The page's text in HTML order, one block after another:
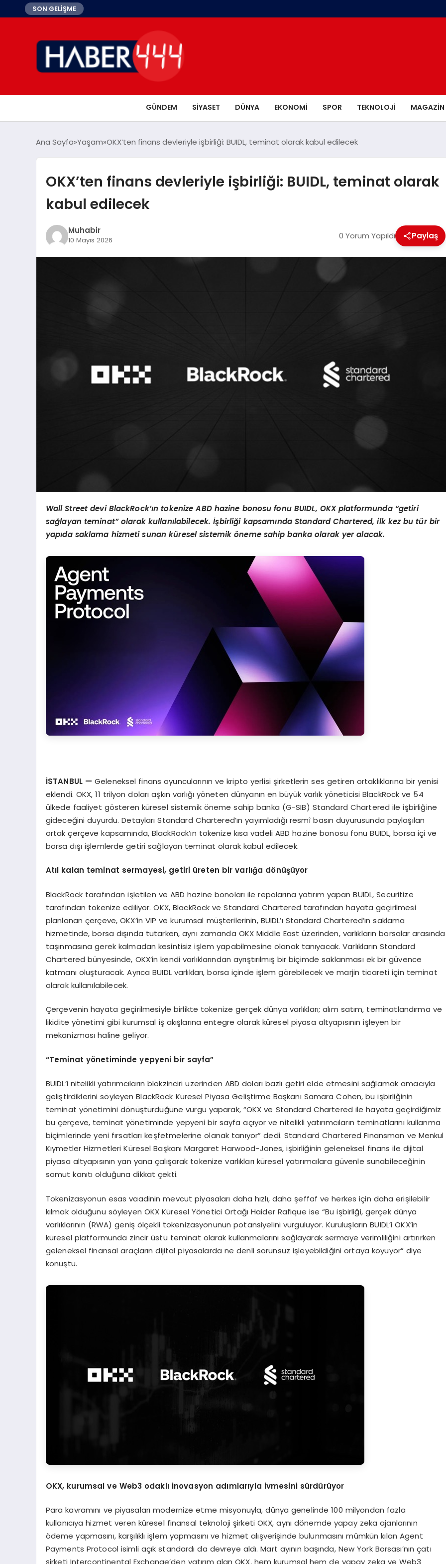
SON GELİŞME
GÜNDEM SIYASET DÜNYA EKONOMI SPOR TEKNOLOJI MAGAZIN
Ana Sayfa Yaşam OKX’ten finans devleriyle işbirliği: BUIDL, teminat olarak kabul edilecek
OKX’ten finans devleriyle işbirliği: BUIDL, teminat olarak
kabul edilecek
Muhabir
10 Mayıs 2026 0 Yorum Yapıldı Paylaş
Wall Street devi BlackRock’ın tokenize ABD hazine bonosu fonu BUIDL, OKX platformunda “getiri
sağlayan teminat”olarak kullanılabilecek.İşbirliği kapsamında Standard Chartered, ilk kez bu tür bir
yapıda saklama hizmeti sunan küresel sistemiköneme sahip banka olarak yer alacak.
İSTANBUL — Geleneksel finans oyuncularının ve kripto yerlisi şirketlerin ses getiren ortaklıklarına bir yenisi
eklendi. OKX, 11 trilyon doları aşkın varlığı yöneten dünyanın en büyük varlık yöneticisi BlackRock ve 54
ülkede faaliyet gösteren küresel sistemik öneme sahip banka (G-SIB) Standard Chartered ile işbirliğine
gideceğini duyurdu. Detayları Standard Chartered’ın yayımladığı resmî basın duyurusunda paylaşılan
ortak çerçeve kapsamında, BlackRock’ın tokenize kısa vadeli ABD hazine bonosu fonu BUIDL, borsa içi ve
borsa dışı işlemlerde getiri sağlayan teminat olarak kabul edilecek.
Atıl kalan teminat sermayesi, getiri üreten bir varlığa dönüşüyor
BlackRock tarafından işletilen ve ABD hazine bonoları ile repolarına yatırım yapan BUIDL, Securitize
tarafından tokenize ediliyor. OKX, BlackRock ve Standard Chartered tarafından hayata geçirilmesi
planlanan çerçeve, OKX’in VIP ve kurumsal müşterilerinin, BUIDL’ı Standard Chartered’ın saklama
hizmetinde, borsa dışında tutarken, aynı zamanda OKX Middle East üzerinden, varlıkların borsalar arasında
taşınmasına gerek kalmadan kesintisiz işlem yapabilmesine olanak tanıyacak. Varlıkların Standard
Chartered bünyesinde, OKX’in kendi varlıklarından ayrıştırılmış bir biçimde saklanması ek bir güvence
katmanı oluşturacak. Ayrıca BUIDL varlıkları, borsa içinde işlem görebilecek ve marjin ticareti için teminat
olarak kullanılabilecek.
Çerçevenin hayata geçirilmesiyle birlikte tokenize gerçek dünya varlıkları; alım satım, teminatlandırma ve
likidite yönetimi gibi kurumsal iş akışlarına entegre olarak küresel piyasa altyapısının işleyen bir
mekanizması haline geliyor.
“Teminat yönetiminde yepyeni bir sayfa”
BUIDL’i nitelikli yatırımcıların blokzinciri üzerinden ABD doları bazlı getiri elde etmesini sağlamak amacıyla
geliştirdiklerini söyleyen BlackRock Küresel Piyasa Geliştirme Başkanı Samara Cohen, bu işbirliğinin
teminat yönetimini dönüştürdüğüne vurgu yaparak, “OKX ve Standard Chartered ile hayata geçirdiğimiz
bu çerçeve, teminat yönetiminde yepyeni bir sayfa açıyor ve nitelikli yatırımcıların teminatlarını kullanma
biçimlerinde yeni fırsatları keşfetmelerine olanak tanıyor” dedi. Standard Chartered Finansman ve Menkul
Kıymetler Hizmetleri Küresel Başkanı Margaret Harwood-Jones, işbirliğinin geleneksel finans ile dijital
piyasa altyapısının yan yana çalışarak tokenize varlıkları küresel yatırımcılara güvenle sunabileceğinin
somut kanıtı olduğuna dikkat çekti.
Tokenizasyonun esas vaadinin mevcut piyasaları daha hızlı, daha şeffaf ve herkes için daha erişilebilir
kılmak olduğunu söyleyen OKX Küresel Yönetici Ortağı Haider Rafique ise “Bu işbirliği, gerçek dünya
varlıklarının (RWA) geniş ölçekli tokenizasyonunun potansiyelini vurguluyor. Kuruluşların BUIDL’i OKX’in
küresel platformunda zincir üstü teminat olarak kullanmalarını sağlayarak sermaye verimliliğini artırırken
geleneksel finansal araçların dijital piyasalarda ne denli sorunsuz işleyebildiğini ortaya koyuyor” diye
konuştu.
OKX, kurumsal ve Web3 odaklı inovasyon adımlarıyla ivmesini sürdürüyor
Para kavramını ve piyasaları modernize etme misyonuyla, dünya genelinde 100 milyondan fazla
kullanıcıya hizmet veren küresel finansal teknoloji şirketi OKX, aynı dönemde yapay zeka ajanlarının
ödeme yapmasını, karşılıklı işlem yapmasını ve hizmet alışverişinde bulunmasını mümkün kılan Agent
Payments Protocol isimli açık standardı da devreye aldı. Mart ayının başında, New York Borsası’nın çatı